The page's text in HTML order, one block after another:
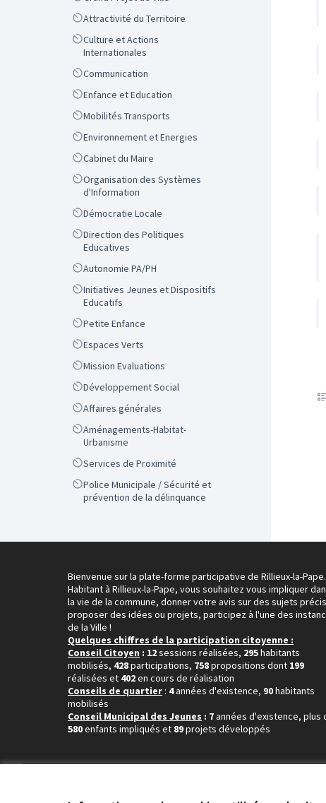
ScopeAttractivité du Territoire
Scope
Culture et Actions
Internationales
ScopeCommunication
ScopeEnfance et Education
ScopeMobilités Transports
ScopeEnvironnement et Energies
ScopeCabinet du Maire
Scope
Organisation des Systèmes
d'Information
ScopeDémocratie Locale
Scope
Direction des Politiques
Educatives
ScopeAutonomie PA/PH
Scope
Initiatives Jeunes et Dispositifs
Educatifs
ScopePetite Enfance
ScopeEspaces Verts
ScopeMission Evaluations
ScopeDéveloppement Social
ScopeAffaires générales
Scope
Aménagements-Habitat-
Urbanisme
ScopeServices de Proximité
Scope
Police Municipale / Sécurité et
prévention de la délinquance
Bienvenue sur la plate-forme participative de Rillieux-la-Pape.
Habitant à Rillieux-la-Pape, vous souhaitez vous impliquer
la vie de la commune, donner votre avis sur des sujets
proposer des idées ou projets, participez à l'une des
de la Ville !
Quelques chiffres de la participation citoyenne :
Conseil Citoyen : 12sessions réalisées, 295habitants
mobilisés, 428participations, 758propositions dont 199
réalisées et 402en cours de réalisation
Conseils de quartier : 4années d'existence, 90habitants
mobilisés
Conseil Municipal des Jeunes : 7années d'existence, plus
580enfants impliqués et 89projets développés